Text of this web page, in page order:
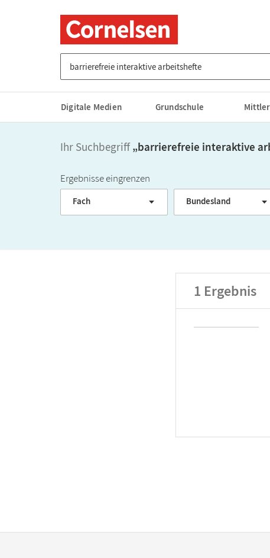
Digitale Medien Grundschule
Ihr Suchbegriff „barrierefreie interaktive
Ergebnisse eingrenzen
Fach Bundesland
1 Ergebnis